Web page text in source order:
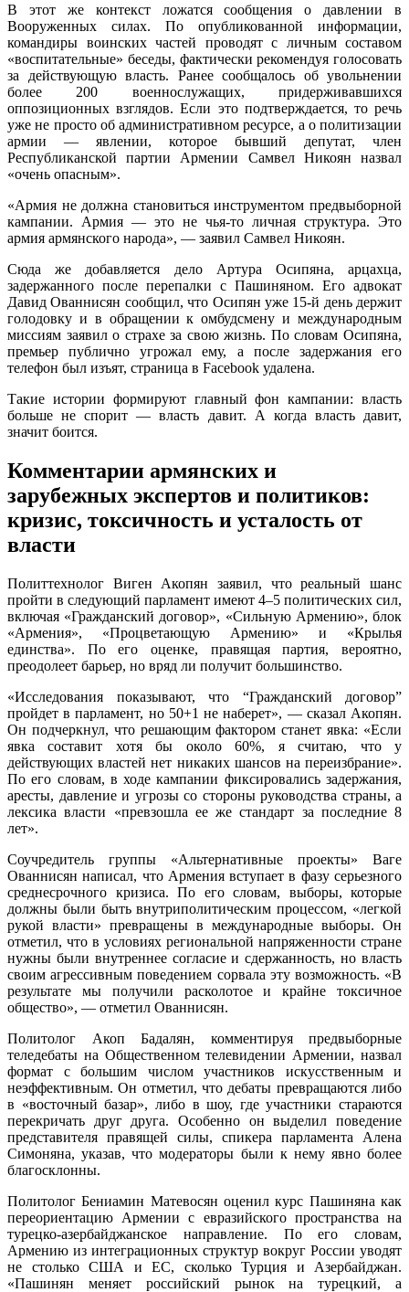
В этот же контекст ложатся сообщения о давлении в
Вооруженных силах. По опубликованной информации,
командиры воинских частей проводят с личным составом
«воспитательные» беседы, фактически рекомендуя голосовать
за действующую власть. Ранее сообщалось об увольнении
более 200 военнослужащих, придерживавшихся
оппозиционных взглядов. Если это подтверждается, то речь
уже не просто об административном ресурсе, а о политизации
армии — явлении, которое бывший депутат, член
Республиканской партии Армении Самвел Никоян назвал
«очень опасным».
«Армия не должна становиться инструментом предвыборной
кампании. Армия — это не чья-то личная структура. Это
армия армянского народа», — заявил Самвел Никоян.
Сюда же добавляется дело Артура Осипяна, арцахца,
задержанного после перепалки с Пашиняном. Его адвокат
Давид Ованнисян сообщил, что Осипян уже 15-й день держит
голодовку и в обращении к омбудсмену и международным
миссиям заявил о страхе за свою жизнь. По словам Осипяна,
премьер публично угрожал ему, а после задержания его
телефон был изъят, страница в Facebook удалена.
Такие истории формируют главный фон кампании: власть
больше не спорит — власть давит. А когда власть давит,
значит боится.
Комментарии армянских и
зарубежных экспертов и политиков:
кризис, токсичность и усталость от
власти
Политтехнолог Виген Акопян заявил, что реальный шанс
пройти в следующий парламент имеют 4–5 политических сил,
включая «Гражданский договор», «Сильную Армению», блок
«Армения», «Процветающую Армению» и «Крылья
единства». По его оценке, правящая партия, вероятно,
преодолеет барьер, но вряд ли получит большинство.
«Исследования показывают, что “Гражданский договор”
пройдет в парламент, но 50+1 не наберет», — сказал Акопян.
Он подчеркнул, что решающим фактором станет явка: «Если
явка составит хотя бы около 60%, я считаю, что у
действующих властей нет никаких шансов на переизбрание».
По его словам, в ходе кампании фиксировались задержания,
аресты, давление и угрозы со стороны руководства страны, а
лексика власти «превзошла ее же стандарт за последние 8
лет».
Соучредитель группы «Альтернативные проекты» Ваге
Ованнисян написал, что Армения вступает в фазу серьезного
среднесрочного кризиса. По его словам, выборы, которые
должны были быть внутриполитическим процессом, «легкой
рукой власти» превращены в международные выборы. Он
отметил, что в условиях региональной напряженности стране
нужны были внутреннее согласие и сдержанность, но власть
своим агрессивным поведением сорвала эту возможность. «В
результате мы получили расколотое и крайне токсичное
общество», — отметил Ованнисян.
Политолог Акоп Бадалян, комментируя предвыборные
теледебаты на Общественном телевидении Армении, назвал
формат с большим числом участников искусственным и
неэффективным. Он отметил, что дебаты превращаются либо
в «восточный базар», либо в шоу, где участники стараются
перекричать друг друга. Особенно он выделил поведение
представителя правящей силы, спикера парламента Алена
Симоняна, указав, что модераторы были к нему явно более
благосклонны.
Политолог Бениамин Матевосян оценил курс Пашиняна как
переориентацию Армении с евразийского пространства на
турецко-азербайджанское направление. По его словам,
Армению из интеграционных структур вокруг России уводят
не столько США и ЕС, сколько Турция и Азербайджан.
«Пашинян меняет российский рынок на турецкий, а